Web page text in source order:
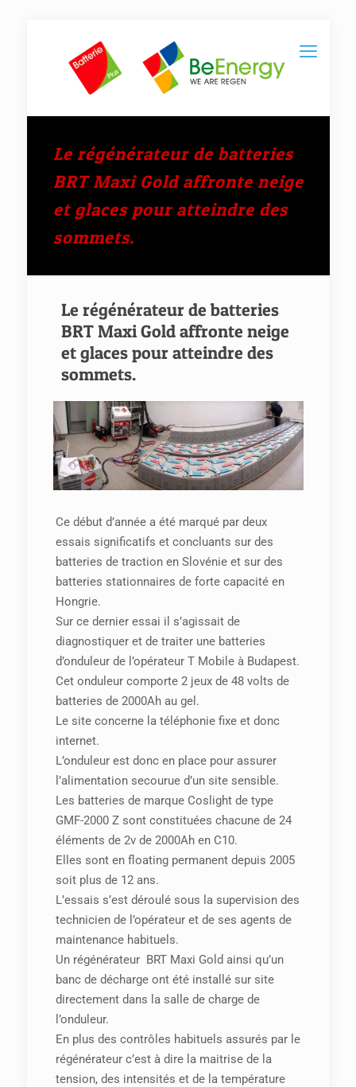
Le régénérateur de batteries
BRT Maxi Gold affronte neige
et glaces pour atteindre des
sommets.
Le régénérateur de batteries
BRT Maxi Gold affronte neige
et glaces pour atteindre des
sommets.
Ce début d’année a été marqué par deux
essais significatifs et concluants sur des
batteries de traction en Slovénie et sur des
batteries stationnaires de forte capacité en
Hongrie.
Sur ce dernier essai il s’agissait de
diagnostiquer et de traiter une batteries
d’onduleur de l’opérateur T Mobile à Budapest.
Cet onduleur comporte 2 jeux de 48 volts de
batteries de 2000Ah au gel.
Le site concerne la téléphonie fixe et donc
internet.
L’onduleur est donc en place pour assurer
l’alimentation secourue d’un site sensible.
Les batteries de marque Coslight de type
GMF-2000 Z sont constituées chacune de 24
éléments de 2v de 2000Ah en C10.
Elles sont en floating permanent depuis 2005
soit plus de 12 ans.
L’essais s’est déroulé sous la supervision des
technicien de l’opérateur et de ses agents de
maintenance habituels.
Un régénérateur BRT Maxi Gold ainsi qu’un
banc de décharge ont été installé sur site
directement dans la salle de charge de
l’onduleur.
En plus des contrôles habituels assurés par le
régénérateur c’est à dire la maitrise de la
tension, des intensités et de la température